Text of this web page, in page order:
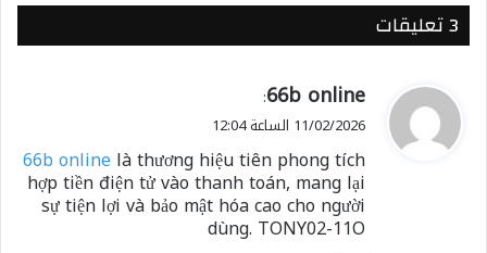
‫3 تعليقات
ي
ق
ل
66b online
:
11/02/2026 الساعة 12:04
66b onlinelà thương hiệu tiên phong tích
hợp tiền điện tử vào thanh toán, mang lại
sự tiện lợi và bảo mật hóa cao cho người
dùng. TONY02-11O